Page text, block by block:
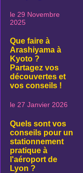
le 29 Novembre
2025
Que faire à
Arashiyama à
Kyoto ?
Partagez vos
découvertes et
vos conseils !
le 27 Janvier 2026
Quels sont vos
conseils pour un
stationnement
pratique à
l'aéroport de
Lyon ?